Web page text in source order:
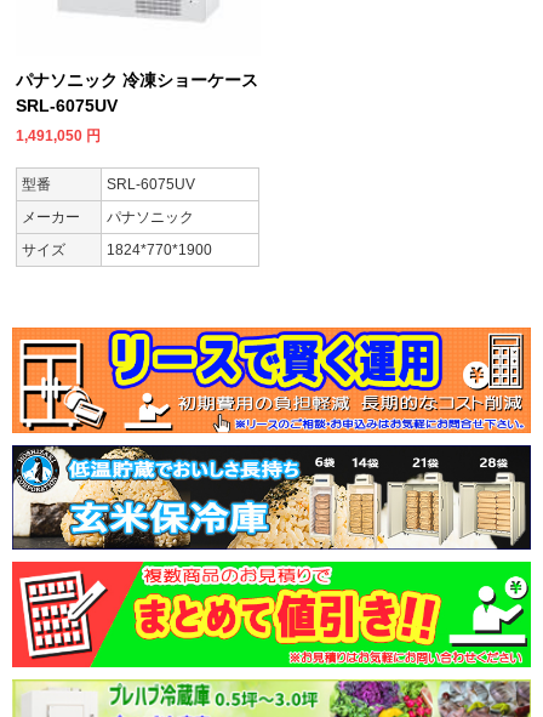
パナソニック 冷凍ショーケース
SRL-6075UV
1,491,050 円
型番
SRL-6075UV
メーカー
パナソニック
サイズ
1824*770*1900